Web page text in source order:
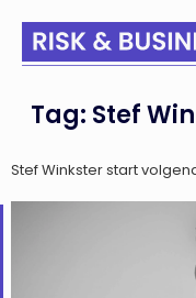
Tag: Stef
Stef Winkster start